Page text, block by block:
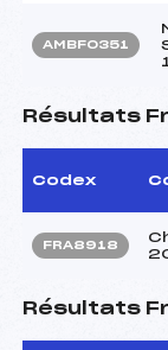
AMBF0351
Résultats
Codex
FRA8918
Résultats